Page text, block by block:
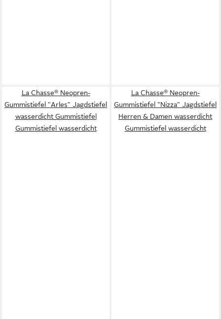
La Chasse® Neopren-
Gummistiefel "Arles" Jagdstiefel
wasserdicht Gummistiefel
Gummistiefel wasserdicht
La Chasse® Neopren-
Gummistiefel "Nizza" Jagdstiefel
Herren & Damen wasserdicht
Gummistiefel wasserdicht